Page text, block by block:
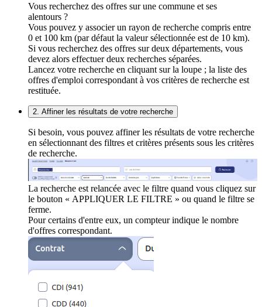
Vous recherchez des offres sur une commune et ses
alentours ?
Vous pouvez y associer un rayon de recherche compris entre
0 et 100 km (par défaut la valeur sélectionnée est de 10 km).
Si vous recherchez des offres sur deux départements, vous
devez alors effectuer deux recherches séparées.
Lancez votre recherche en cliquant sur la loupe ; la liste des
offres d'emploi correspondant à vos critères de recherche est
restituée.
2. Affiner les résultats de votre recherche
Si besoin, vous pouvez affiner les résultats de votre recherche
en sélectionnant des filtres et critères présents sous les critères
de recherche.
La recherche est relancée avec le filtre quand vous cliquez sur
le bouton « APPLIQUER LE FILTRE » ou quand le filtre se
ferme.
Pour certains d'entre eux, un compteur indique le nombre
d'offres correspondant.